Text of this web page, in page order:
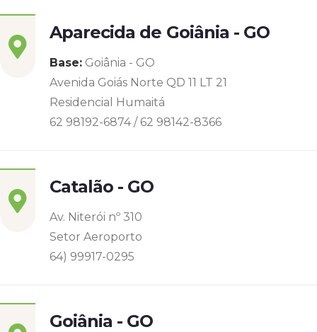
Aparecida de Goiânia - GO
Base: Goiânia - GO
Avenida Goiás Norte QD 11 LT 21
Residencial Humaitá
62 98192-6874 / 62 98142-8366
Catalão - GO
Av. Niterói nº 310
Setor Aeroporto
64) 99917-0295
Goiânia - GO